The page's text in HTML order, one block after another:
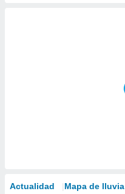
Actualidad Mapa de lluvia